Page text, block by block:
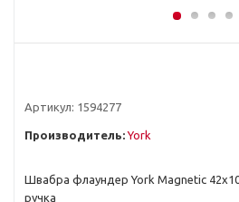
Артикул: 1594277
Производитель: York
Швабра флаундер York Magnetic
ручка